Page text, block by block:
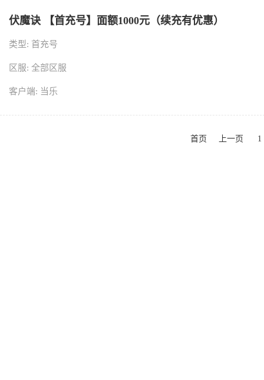
伏魔诀 【首充号】面额1000元（续充有优惠）
类型: 首充号
区服: 全部区服
客户端: 当乐
首页 上一页 1